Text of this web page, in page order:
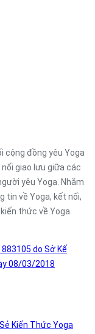
cộng đồng yêu Yoga
giao lưu giữa các
yêu Yoga. Nhằm
tin về Yoga, kết nối,
thức về Yoga.
do Sở Kế
08/03/2018
Kiến Thức Yoga